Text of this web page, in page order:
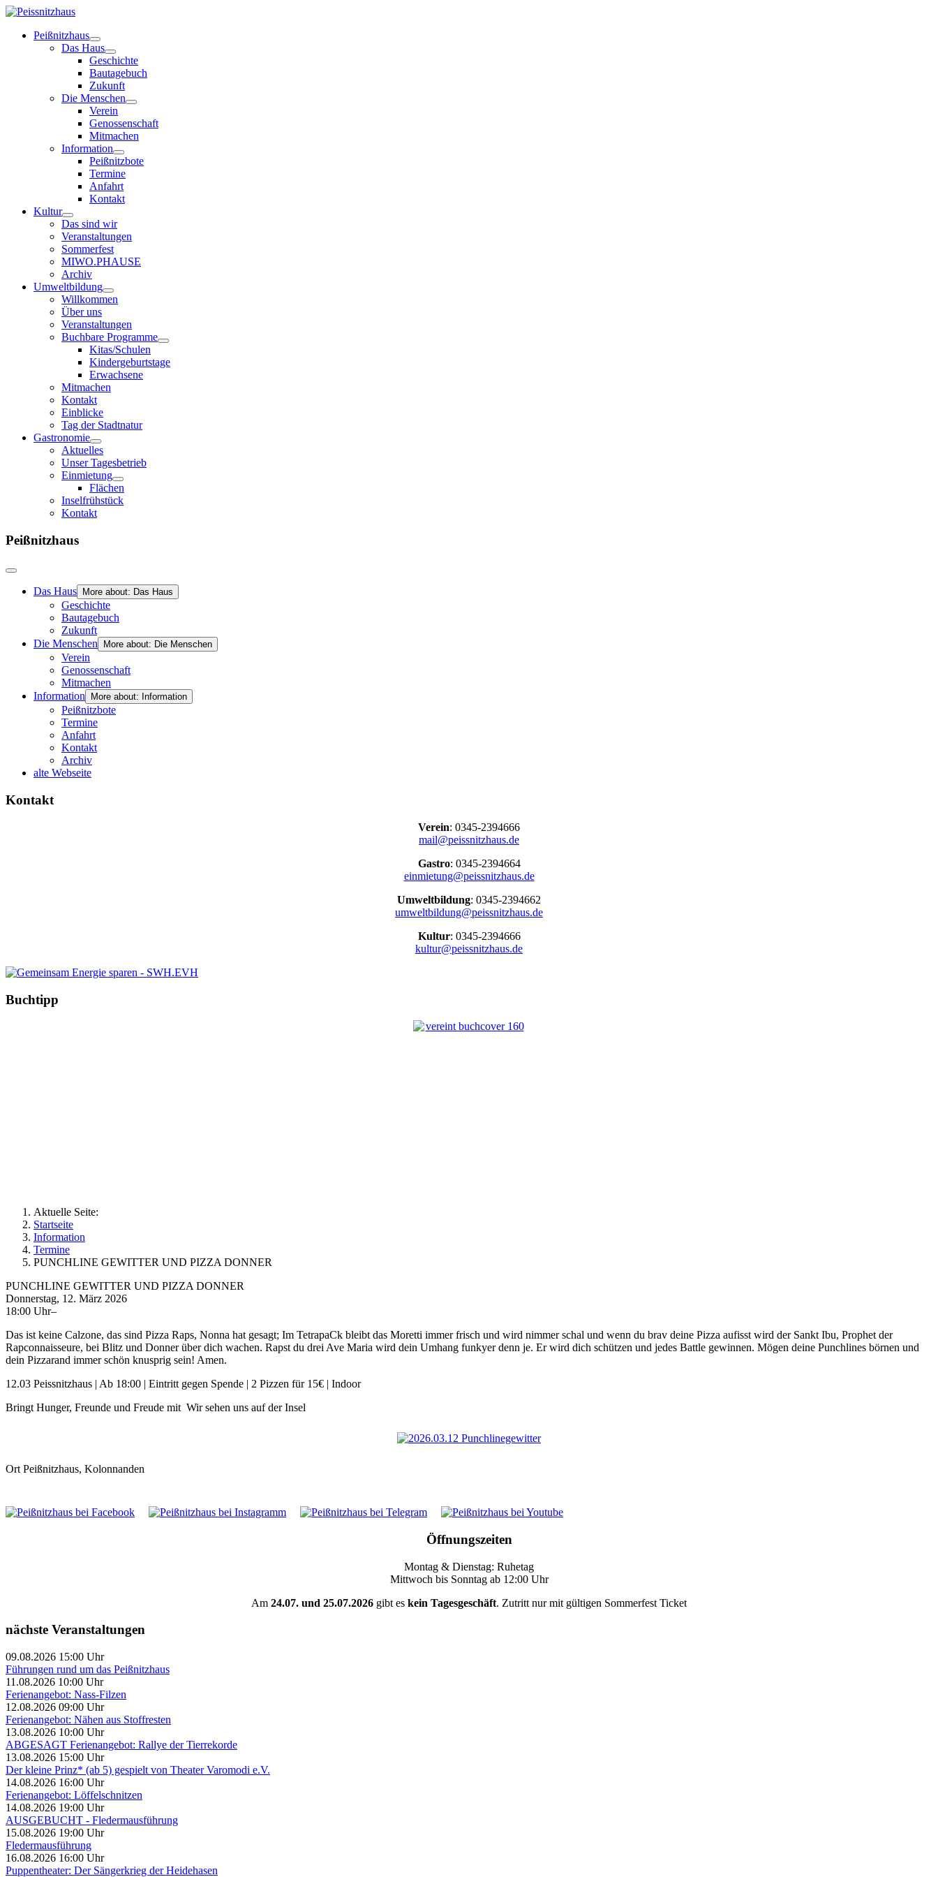
Peißnitzhaus
Das Haus
Geschichte
Bautagebuch
Zukunft
Die Menschen
Verein
Genossenschaft
Mitmachen
Information
Peißnitzbote
Termine
Anfahrt
Kontakt
Kultur
Das sind wir
Veranstaltungen
Sommerfest
MIWO.PHAUSE
Archiv
Umweltbildung
Willkommen
Über uns
Veranstaltungen
Buchbare Programme
Kitas/Schulen
Kindergeburtstage
Erwachsene
Mitmachen
Kontakt
Einblicke
Tag der Stadtnatur
Gastronomie
Aktuelles
Unser Tagesbetrieb
Einmietung
Flächen
Inselfrühstück
Kontakt
Peißnitzhaus
Das Haus More about: Das Haus
Geschichte
Bautagebuch
Zukunft
Die Menschen
More about: Die Menschen
Verein
Genossenschaft
Mitmachen
Information
More about: Information
Peißnitzbote
Termine
Anfahrt
Kontakt
Archiv
alte Webseite
Kontakt
Verein: 0345-2394666
mail@peissnitzhaus.de
Gastro: 0345-2394664
einmietung@peissnitzhaus.de
Umweltbildung: 0345-2394662
umweltbildung@peissnitzhaus.de
Kultur: 0345-2394666
kultur@peissnitzhaus.de
Buchtipp
Aktuelle Seite:
Startseite
Information
Termine
PUNCHLINE GEWITTER UND PIZZA DONNER
PUNCHLINE GEWITTER UND PIZZA DONNER
Donnerstag, 12. März 2026
18:00 Uhr–
Das ist keine Calzone, das sind Pizza Raps, Nonna hat gesagt; Im TetrapaCk bleibt das Moretti immer frisch und wird nimmer schal und wenn du brav deine Pizza aufisst wird der Sankt Ibu, Prophet der
Rapconnaisseure, bei Blitz und Donner über dich wachen. Rapst du drei Ave Maria wird dein Umhang funkyer denn je. Er wird dich schützen und jedes Battle gewinnen. Mögen deine Punchlines börnen und
dein Pizzarand immer schön knusprig sein! Amen.
12.03 Peissnitzhaus | Ab 18:00 | Eintritt gegen Spende | 2 Pizzen für 15€ | Indoor
Bringt Hunger, Freunde und Freude mit Wir sehen uns auf der Insel
Ort Peißnitzhaus, Kolonnanden
Öffnungszeiten
Montag & Dienstag: Ruhetag
Mittwoch bis Sonntag ab 12:00 Uhr
Am 24.07. und 25.07.2026 gibt es kein Tagesgeschäft. Zutritt nur mit gültigen Sommerfest Ticket
nächste Veranstaltungen
09.08.2026 15:00 Uhr
Führungen rund um das Peißnitzhaus
11.08.2026 10:00 Uhr
Ferienangebot: Nass-Filzen
12.08.2026 09:00 Uhr
Ferienangebot: Nähen aus Stoffresten
13.08.2026 10:00 Uhr
ABGESAGT Ferienangebot: Rallye der Tierrekorde
13.08.2026 15:00 Uhr
Der kleine Prinz* (ab 5) gespielt von Theater Varomodi e.V.
14.08.2026 16:00 Uhr
Ferienangebot: Löffelschnitzen
14.08.2026 19:00 Uhr
AUSGEBUCHT - Fledermausführung
15.08.2026 19:00 Uhr
Fledermausführung
16.08.2026 16:00 Uhr
Puppentheater: Der Sängerkrieg der Heidehasen